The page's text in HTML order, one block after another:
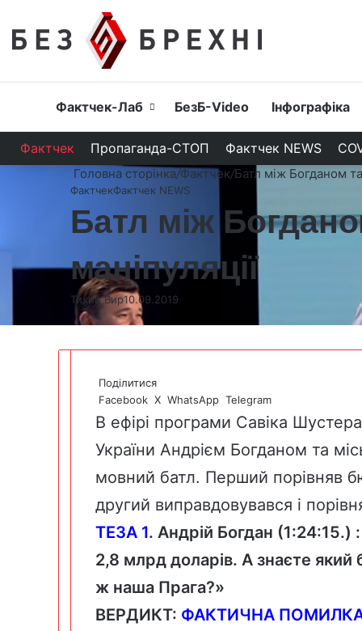
Головна
Фактчек-Лаб БезБ-Video Інфографіка
Фактчек Пропаганда-СТОП Фактчек NEWS
Головна сторінка/Фактчек/Батл між Богданом
ФактчекФактчек NEWS
Батл між
маніпуляції
Тихий Вир10.09.2019
Поділитися
Facebook X WhatsApp Telegram
В ефірі програми Савіка
України Андрієм Богданом та
мовний батл. Перший порівняв
другий виправдовувався і
ТЕЗА 1. Андрій Богдан (1:24:15.)
2,8 млрд доларів. А знаєте
ж наша Прага?»
ВЕРДИКТ: ФАКТИЧНА